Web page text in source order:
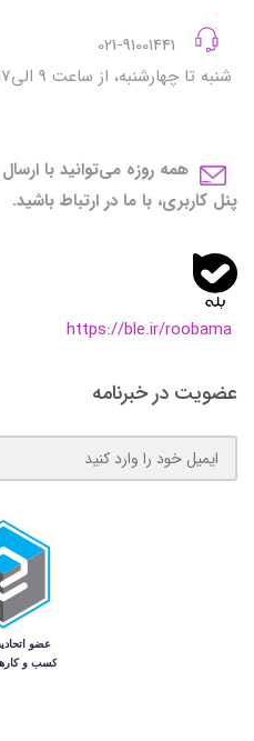
شنبه تا چهارشنبه، از ساعت 9 الی17
همه روزه می‌توانید با
پنل کاربری، با ما در ارتباط باشید.
https://ble.ir/roobama
عضویت در خبرنامه